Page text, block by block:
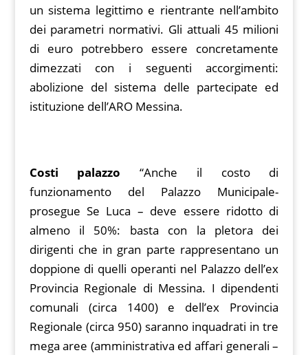
un sistema legittimo e rientrante nell’ambito
dei parametri normativi. Gli attuali 45 milioni
di euro potrebbero essere concretamente
dimezzati con i seguenti accorgimenti:
abolizione del sistema delle partecipate ed
istituzione dell’ARO Messina.
Costi palazzo “Anche il costo di
funzionamento del Palazzo Municipale-
prosegue Se Luca – deve essere ridotto di
almeno il 50%: basta con la pletora dei
dirigenti che in gran parte rappresentano un
doppione di quelli operanti nel Palazzo dell’ex
Provincia Regionale di Messina. I dipendenti
comunali (circa 1400) e dell’ex Provincia
Regionale (circa 950) saranno inquadrati in tre
mega aree (amministrativa ed affari generali –